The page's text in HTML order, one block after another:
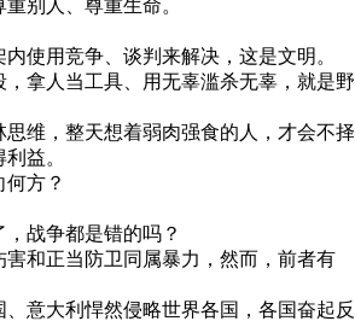
别人、尊重生命。
使用竞争、谈判来解决，这是文明。
拿人当工具、用无辜滥杀无辜，就是野
维，整天想着弱肉强食的人，才会不择
益。
战争都是错的吗？
和正当防卫同属暴力，然而，前者有
意大利悍然侵略世界各国，各国奋起反